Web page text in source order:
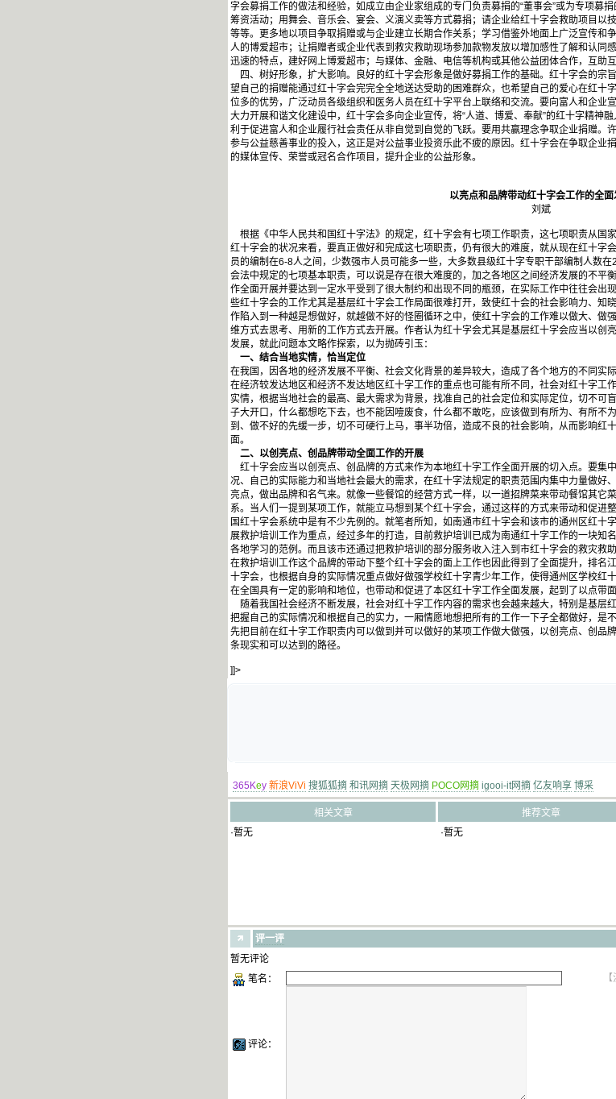
字会募捐工作的做法和经验，如成立由企业家组成的专门负责募捐的“董事会”或为专项募
筹资活动；用舞会、音乐会、宴会、义演义卖等方式募捐；请企业给红十字会救助项目以
等等。更多地以项目争取捐赠或与企业建立长期合作关系；学习借鉴外地面上广泛宣传和
人的博爱超市；让捐赠者或企业代表到救灾救助现场参加款物发放以增加感性了解和认同
迅速的特点，建好网上博爱超市；与媒体、金融、电信等机构或其他公益团体合作，互助
四、树好形象，扩大影响。良好的红十字会形象是做好募捐工作的基础。红十字会的宗
望自己的捐赠能通过红十字会完完全全地送达受助的困难群众，也希望自己的爱心在红十
位多的优势，广泛动员各级组织和医务人员在红十字平台上联络和交流。要向富人和企业
大力开展和谐文化建设中，红十字会多向企业宣传，将“人道、博爱、奉献”的红十字精神
利于促进富人和企业履行社会责任从非自觉到自觉的飞跃。要用共赢理念争取企业捐赠。
参与公益慈善事业的投入，这正是对公益事业投资乐此不疲的原因。红十字会在争取企业
的媒体宣传、荣誉或冠名合作项目，提升企业的公益形象。
以亮点和品牌带动红十字会工作的全面
刘斌
根据《中华人民共和国红十字法》的规定，红十字会有七项工作职责，这七项职责从国
红十字会的状况来看，要真正做好和完成这七项职责，仍有很大的难度，就从现在红十字
员的编制在6-8人之间，少数强市人员可能多一些，大多数县级红十字专职干部编制人数
会法中规定的七项基本职责，可以说是存在很大难度的，加之各地区之间经济发展的不平
作全面开展并要达到一定水平受到了很大制约和出现不同的瓶颈，在实际工作中往往会出
些红十字会的工作尤其是基层红十字会工作局面很难打开，致使红十会的社会影响力、知
作陷入到一种越是想做好，就越做不好的怪圈循环之中，使红十字会的工作难以做大、做
维方式去思考、用新的工作方式去开展。作者认为红十字会尤其是基层红十字会应当以创
发展，就此问题本文略作探索，以为抛砖引玉：
一、结合当地实情，恰当定位
在我国，因各地的经济发展不平衡、社会文化背景的差异较大，造成了各个地方的不同实
在经济较发达地区和经济不发达地区红十字工作的重点也可能有所不同，社会对红十字工
实情，根据当地社会的最高、最大需求为背景，找准自己的社会定位和实际定位，切不可
子大开口，什么都想吃下去，也不能因噎废食，什么都不敢吃，应该做到有所为、有所不
到、做不好的先缓一步，切不可硬行上马，事半功倍，造成不良的社会影响，从而影响红
面。
二、以创亮点、创品牌带动全面工作的开展
红十字会应当以创亮点、创品牌的方式来作为本地红十字工作全面开展的切入点。要集
况、自己的实际能力和当地社会最大的需求，在红十字法规定的职责范围内集中力量做好
亮点，做出品牌和名气来。就像一些餐馆的经营方式一样，以一道招牌菜来带动餐馆其它
系。当人们一提到某项工作，就能立马想到某个红十字会，通过这样的方式来带动和促进
国红十字会系统中是有不少先例的。就笔者所知，如南通市红十字会和该市的通州区红十
展救护培训工作为重点，经过多年的打造，目前救护培训已成为南通红十字工作的一块知
各地学习的范例。而且该市还通过把救护培训的部分服务收入注入到市红十字会的救灾救
在救护培训工作这个品牌的带动下整个红十字会的面上工作也因此得到了全面提升，排名
十字会，也根据自身的实际情况重点做好做强学校红十字青少年工作，使得通州区学校红
在全国具有一定的影响和地位，也带动和促进了本区红十字工作全面发展，起到了以点带
随着我国社会经济不断发展，社会对红十字工作内容的需求也会越来越大，特别是基层
把握自己的实际情况和根据自己的实力，一厢情愿地想把所有的工作一下子全都做好，是
先把目前在红十字工作职责内可以做到并可以做好的某项工作做大做强，以创亮点、创品
条现实和可以达到的路径。
]]>
365Key 新浪ViVi 搜狐狐摘 和讯网摘 天极网摘 POCO网摘 igooi-it网摘 亿友响享 博采
相关文章 推荐文章
·暂无
·暂无
评一评
暂无评论
笔名：
评论：